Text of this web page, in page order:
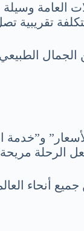
العامة
الطبيعي
و”خدمة
الرحلة
أنحاء